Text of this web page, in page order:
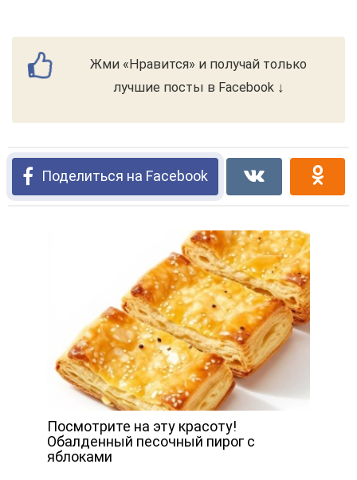
Жми «Нравится» и получай только
лучшие посты в Facebook ↓
Поделиться на Facebook
Посмотрите на эту красоту!
Обалденный песочный пирог с
яблоками